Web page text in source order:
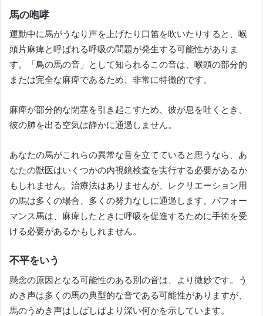
馬の咆哮
運動中に馬がうなり声を上げたり口笛を吹いたりすると、喉
頭片麻痺と呼ばれる呼吸の問題が発生する可能性がありま
す。
「鳥の馬の音」として知られるこの音は、喉頭の部分的
または完全な麻痺であるため、非常に特徴的です。
麻痺が部分的な閉塞を引き起こすため、彼が息を吐くとき、
彼の肺を出る空気は静かに通過しません。
あなたの馬がこれらの異常な音を立てていると思うなら、あ
なたの獣医はいくつかの内視鏡検査を実行する必要があるか
もしれません。 治療法はありませんが、レクリエーション用
の馬は多くの場合、多くの努力なしに通過します。 パフォー
マンス馬は、麻痺したときに呼吸を促進するために手術を受
ける必要があるかもしれません。
不平をいう
懸念の原因となる可能性のある別の音は、より微妙です。
う
めき声は多くの馬の典型的な音である可能性がありますが、
馬のうめき声はしばしばより深い何かを示しています。